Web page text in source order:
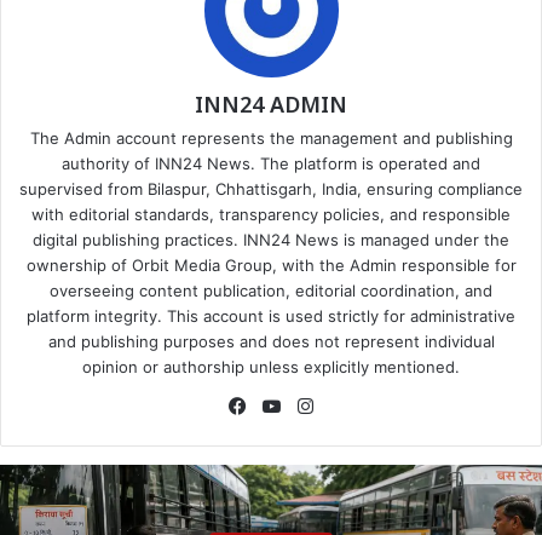
INN24 ADMIN
The Admin account represents the management and publishing
authority of INN24 News. The platform is operated and
supervised from Bilaspur, Chhattisgarh, India, ensuring compliance
with editorial standards, transparency policies, and responsible
digital publishing practices. INN24 News is managed under the
ownership of Orbit Media Group, with the Admin responsible for
overseeing content publication, editorial coordination, and
platform integrity. This account is used strictly for administrative
and publishing purposes and does not represent individual
opinion or authorship unless explicitly mentioned.
FacebookYouTube